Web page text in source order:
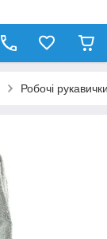
Робочі